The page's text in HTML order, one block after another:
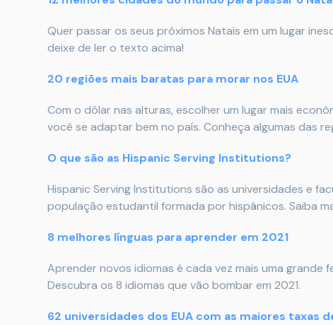
Quer passar os seus próximos Natais em um lugar
deixe de ler o texto acima!
20 regiões mais baratas para morar nos EUA
Com o dólar nas alturas, escolher um lugar mais
você se adaptar bem no país. Conheça algumas das
O que são as Hispanic Serving Institutions?
Hispanic Serving Institutions são as universidades e
população estudantil formada por hispânicos. Saiba
8 melhores línguas para aprender em 2021
Aprender novos idiomas é cada vez mais uma
Descubra os 8 idiomas que vão bombar em 2021.
62 universidades dos EUA com as maiores taxas